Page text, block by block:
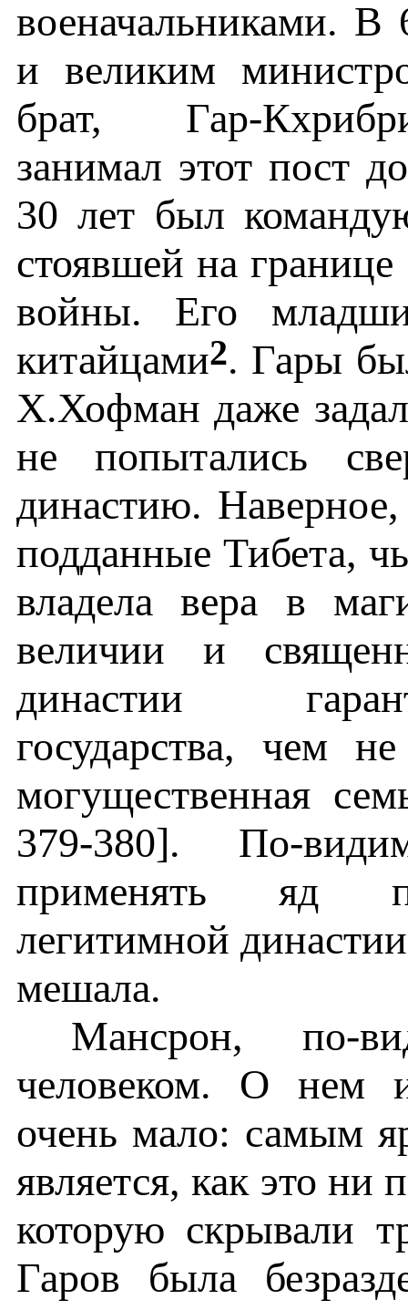
военачальниками. В
и великим
брат, Гар-
занимал этот пост
30 лет был
стоявшей на
войны. Его
китайцами2. Гары
Х.Хофман даже
не попытались
династию.
подданные Тибета,
владела вера в
величии и
династии
государства, чем
могущественная
379-380]. По-
применять яд
легитимной
мешала.
Мансрон, по-
человеком. О нем
очень мало: самым
является, как это ни
которую скрывали
Гаров была